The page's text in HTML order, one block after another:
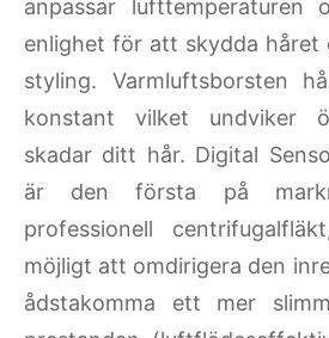
anpassar lufttemperaturen
enlighet för att skydda håret
styling. Varmluftsborsten
konstant vilket undviker
skadar ditt hår. Digital
är den första på
professionell
möjligt att omdirigera den
ådstakomma ett mer